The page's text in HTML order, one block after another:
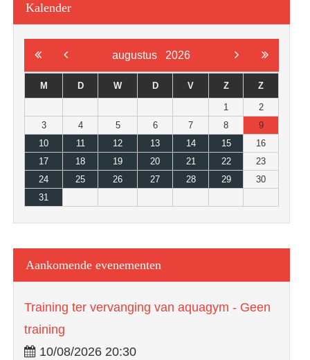
Kalender
augustus 2026
M D W D V Z Z
1
2
3
4 5 6 7 8
9
10
11 12 13 14 15
16
17
18 19 20 21 22
23
24
25 26 27 28 29
30
31
Aankomende evenementen
Training ter vervanging van aquagym - Geen
training
10/08/2026 20:30